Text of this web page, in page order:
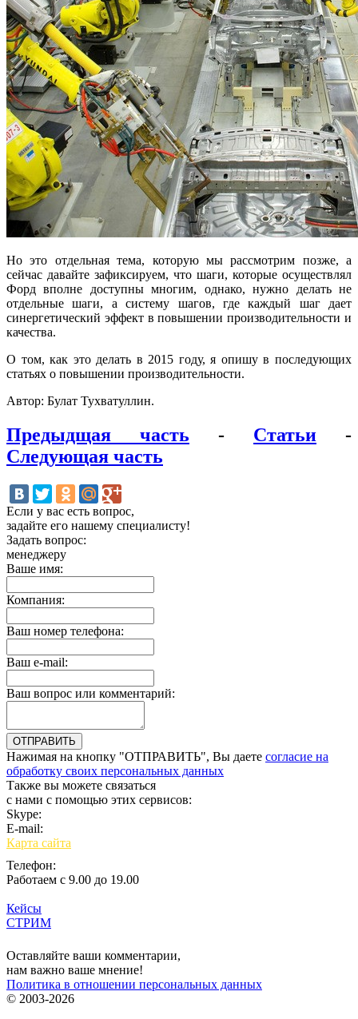
Но это отдельная тема, которую мы рассмотрим позже, а
сейчас давайте зафиксируем, что шаги, которые осуществлял
Форд вполне доступны многим, однако, нужно делать не
отдельные шаги, а систему шагов, где каждый шаг дает
синергетический эффект в повышении производительности и
качества.
О том, как это делать в 2015 году, я опишу в последующих
статьях о повышении производительности.
Автор: Булат Тухватуллин.
Предыдщая часть - Статьи -
Следующая часть
Если у вас есть вопрос,
задайте его нашему специалисту!
Задать вопрос:
менеджеру
Ваше имя:
Компания:
Ваш номер телефона:
Ваш e-mail:
Ваш вопрос или комментарий:
Нажимая на кнопку "ОТПРАВИТЬ", Вы даете согласие на
обработку своих персональных данных
Также вы можете связаться
с нами с помощью этих сервисов:
Skype:
E-mail:
Карта сайта
Телефон:
Работаем с 9.00 до 19.00
Кейсы
СТРИМ
Оставляйте ваши комментарии,
нам важно ваше мнение!
Политика в отношении персональных данных
© 2003-2026